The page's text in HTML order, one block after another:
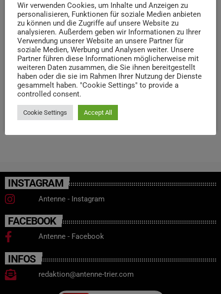
Der Trierer Palastgarten soll weiter aufgewertet werden.
Wie die Stadt Trier berichtet, hat sich der Park in den
vergangenen Jahren vom Drogen-Hotspot zum beliebten
Treffpunkt entwickelt. Polizei-Präsenz, bessere
Beleuchtung und kulturelle Angebote haben zu dieser
Veränderung beigetragen. Nun will die Stadt den positiven
Trend gemeinsam mit anderen Akteuren weiter fördern –
unter anderem mit mehr Veranstaltungen, einem
erweiterten Spielplatz und besserer Infrastruktur.
2. OKTOBER 2025 21
INSTAGRAM
Antenne - Instagram
FACEBOOK
Antenne - Facebook
INFOS
redaktion@antenne-trier.com
Wir verwenden Cookies, um Inhalte und Anzeigen zu
personalisieren, Funktionen für soziale Medien anbieten
zu können und die Zugriffe auf unsere Website zu
analysieren. Außerdem geben wir Informationen zu Ihrer
Verwendung unserer Website an unsere Partner für
soziale Medien, Werbung und Analysen weiter. Unsere
Partner führen diese Informationen möglicherweise mit
weiteren Daten zusammen, die Sie ihnen bereitgestellt
haben oder die sie im Rahmen Ihrer Nutzung der Dienste
gesammelt haben. "Cookie Settings" to provide a
controlled consent.
Cookie Settings Accept All